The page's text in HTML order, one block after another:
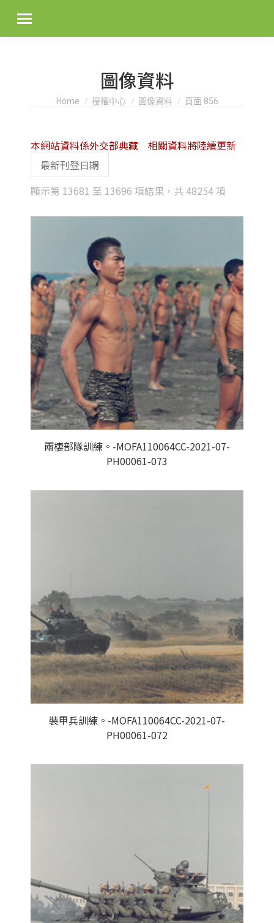
圖像資料
You are here:
Home 授權中心 圖像資料 頁面 856
顯示第 13681 至 13696 項結果，共 48254 項
latest
本網站資料係外交部典藏 相關資料將陸續更新
兩棲部隊訓練。-MOFA110064CC-2021-07-
PH00061-073
裝甲兵訓練。-MOFA110064CC-2021-07-
PH00061-072